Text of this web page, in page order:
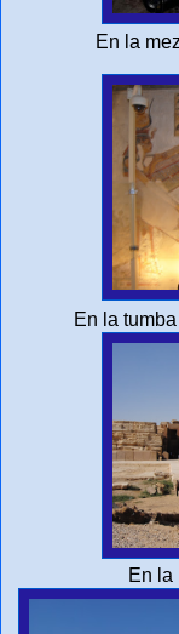
En la
En la
En la